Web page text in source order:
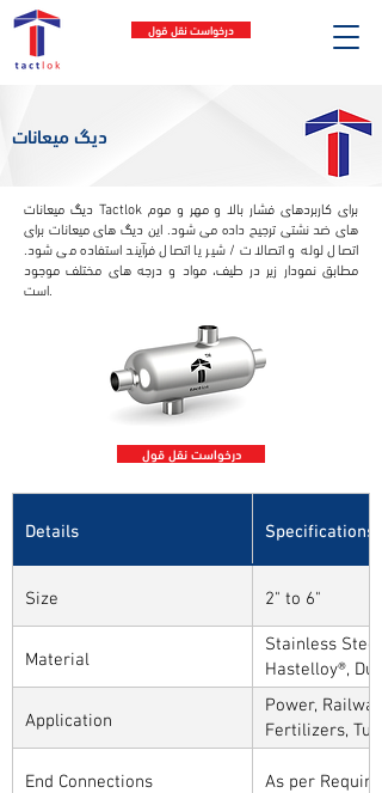
درخواست نقل قول
دیگ میعانات
دیگ میعانات Tactlok برای کاربردهای فشار بالا و مهر و موم
های ضد نشتی ترجیح داده می شود. این دیگ های میعانات برای
اتصال لوله و اتصالات / شیر یا اتصال فرآیند استفاده می شود.
مطابق نمودار زیر در طیف، مواد و درجه های مختلف موجود
درخواست نقل قول
Details Specifications
Size 2" to 6"
Material
Stainless
Hastelloy®,
Alloys
Application
Power,
Fertilizers,
Sytems, Paper
End Connections
As per